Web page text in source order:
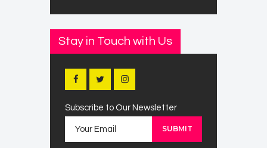
Stay in Touch with Us
Subscribe to Our Newsletter